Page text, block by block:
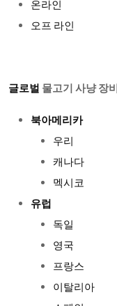
온라인
오프 라인
글로벌 물고기 사냥 장비
북아메리카
우리
캐나다
멕시코
유럽
독일
영국
프랑스
이탈리아